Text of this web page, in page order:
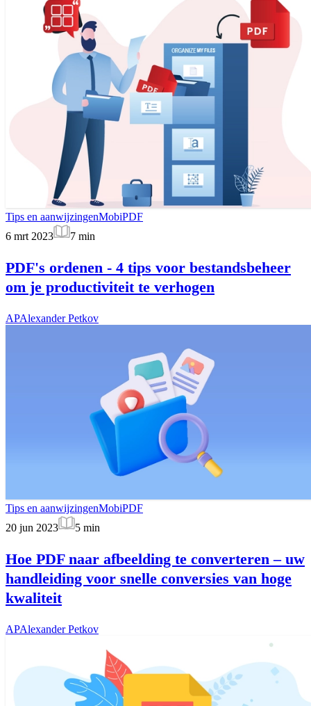
Tips en aanwijzingenMobiPDF
6 mrt 2023
7 min
PDF's ordenen - 4 tips voor bestandsbeheer
om je productiviteit te verhogen
APAlexander Petkov
Tips en aanwijzingenMobiPDF
20 jun 2023
5 min
Hoe PDF naar afbeelding te converteren – uw
handleiding voor snelle conversies van hoge
kwaliteit
APAlexander Petkov